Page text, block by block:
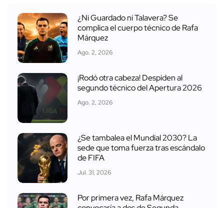
¿Ni Guardado ni Talavera? Se
complica el cuerpo técnico de Rafa
Márquez
Ago. 2, 2026
¡Rodó otra cabeza! Despiden al
segundo técnico del Apertura 2026
Ago. 2, 2026
¿Se tambalea el Mundial 2030? La
sede que toma fuerza tras escándalo
de FIFA
Jul. 31, 2026
Por primera vez, Rafa Márquez